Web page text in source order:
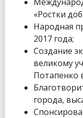
«Ростки
Народная
2017 года;
Создание
великому
Потапенко
города,